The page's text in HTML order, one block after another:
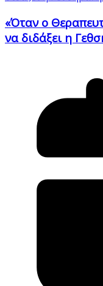
«Όταν ο
να διδάξει η